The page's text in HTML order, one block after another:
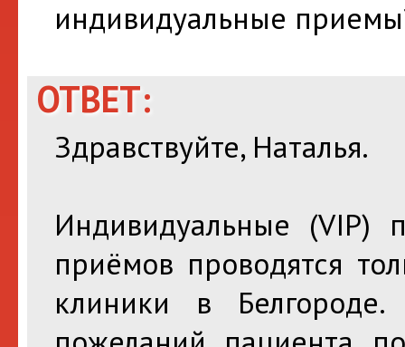
индивидуальные
ОТВЕТ:
Здравствуйте, Наталья.
Индивидуальные (VIP)
приёмов проводятся
клиники в Белгороде.